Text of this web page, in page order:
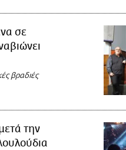
σε
βραδιές
την